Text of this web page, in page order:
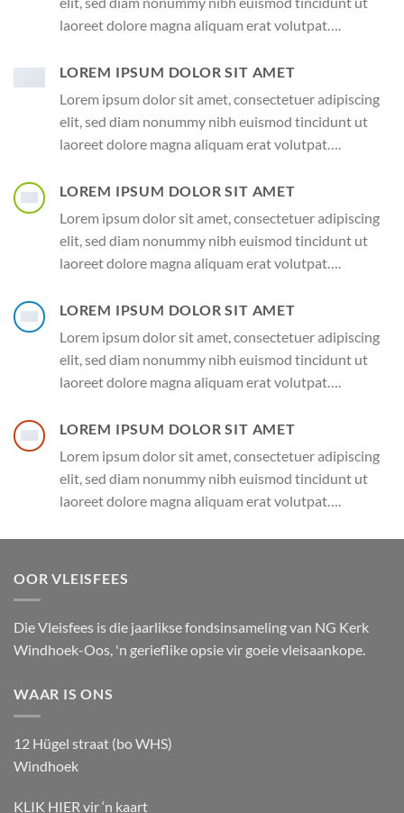
laoreet dolore magna aliquam erat volutpat….
LOREM IPSUM DOLOR SIT AMET
Lorem ipsum dolor sit amet, consectetuer adipiscing
elit, sed diam nonummy nibh euismod tincidunt ut
laoreet dolore magna aliquam erat volutpat….
LOREM IPSUM DOLOR SIT AMET
Lorem ipsum dolor sit amet, consectetuer adipiscing
elit, sed diam nonummy nibh euismod tincidunt ut
laoreet dolore magna aliquam erat volutpat….
LOREM IPSUM DOLOR SIT AMET
Lorem ipsum dolor sit amet, consectetuer adipiscing
elit, sed diam nonummy nibh euismod tincidunt ut
laoreet dolore magna aliquam erat volutpat….
LOREM IPSUM DOLOR SIT AMET
Lorem ipsum dolor sit amet, consectetuer adipiscing
elit, sed diam nonummy nibh euismod tincidunt ut
laoreet dolore magna aliquam erat volutpat….
OOR VLEISFEES
Die Vleisfees is die jaarlikse fondsinsameling van NG Kerk
Windhoek-Oos, 'n gerieflike opsie vir goeie vleisaankope.
WAAR IS ONS
12 Hügel straat (bo WHS)
Windhoek
KLIK HIER vir ‘n kaart